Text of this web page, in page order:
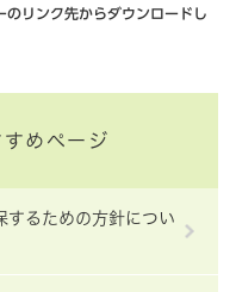
リンク先からダウンロードし
めページ
するための方針につい